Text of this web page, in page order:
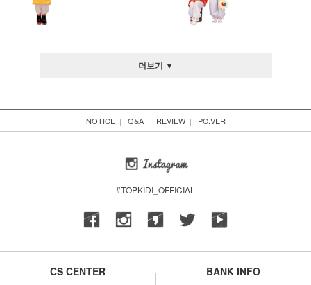
더보기 ▼
NOTICE| Q&A| REVIEW| PC.VER
#TOPKIDI_OFFICIAL
CS CENTER BANK INFO